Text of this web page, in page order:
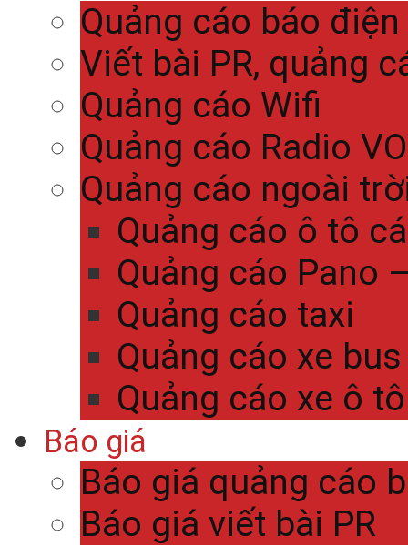
Quảng cáo báo
Viết bài PR, quảng
Quảng cáo Wifi
Quảng cáo Radio
Quảng cáo ngoài
Quảng cáo ô tô
Quảng cáo Pano
Quảng cáo taxi
Quảng cáo xe bus
Quảng cáo xe ô
Báo giá
Báo giá quảng cáo
Báo giá viết bài PR